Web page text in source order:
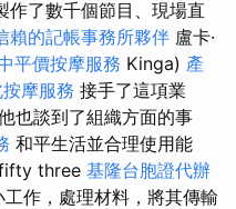
作了數千個節目、現場直
賴的記帳事務所夥伴 盧卡·
平價按摩服務 Kinga) 產
摩服務 接手了這項業
也談到了組織方面的事
和平生活並合理使用能
fifty three 基隆台胞證代辦
工作，處理材料，將其傳輸